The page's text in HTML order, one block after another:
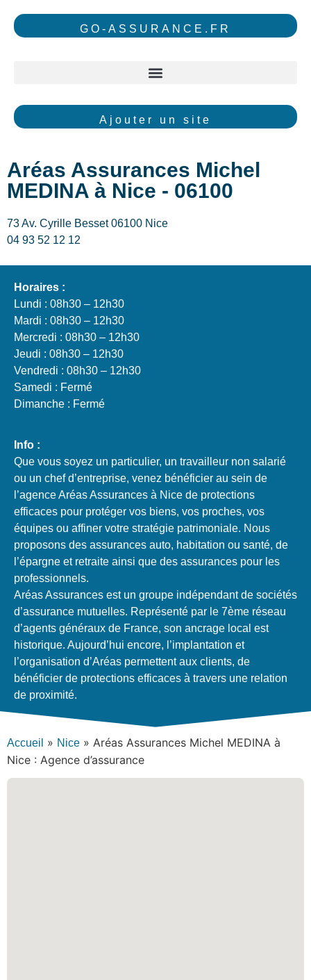
GO-ASSURANCE.FR
Ajouter un site
Aréas Assurances Michel
MEDINA à Nice - 06100
73 Av. Cyrille Besset 06100 Nice
04 93 52 12 12
Horaires :
Lundi : 08h30 – 12h30
Mardi : 08h30 – 12h30
Mercredi : 08h30 – 12h30
Jeudi : 08h30 – 12h30
Vendredi : 08h30 – 12h30
Samedi : Fermé
Dimanche : Fermé
Info :
Que vous soyez un particulier, un travailleur non salarié
ou un chef d’entreprise, venez bénéficier au sein de
l’agence Aréas Assurances à Nice de protections
efficaces pour protéger vos biens, vos proches, vos
équipes ou affiner votre stratégie patrimoniale. Nous
proposons des assurances auto, habitation ou santé, de
l’épargne et retraite ainsi que des assurances pour les
professionnels.
Aréas Assurances est un groupe indépendant de sociétés
d’assurance mutuelles. Représenté par le 7ème réseau
d’agents généraux de France, son ancrage local est
historique. Aujourd’hui encore, l’implantation et
l’organisation d’Aréas permettent aux clients, de
bénéficier de protections efficaces à travers une relation
de proximité.
Accueil » Nice » Aréas Assurances Michel MEDINA à
Nice : Agence d’assurance